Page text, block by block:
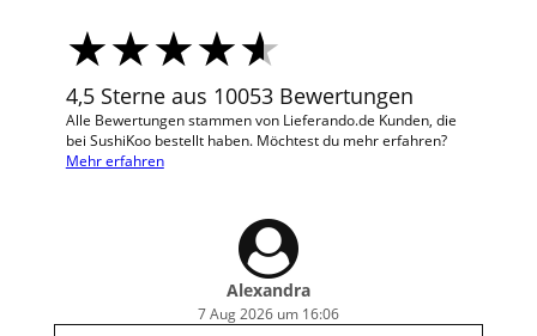
4,5 Sterne aus 10053 Bewertungen
Alle Bewertungen stammen von Lieferando.de Kunden, die
bei SushiKoo bestellt haben. Möchtest du mehr erfahren?
Mehr erfahren
Alexandra
7 Aug 2026 um 16:06